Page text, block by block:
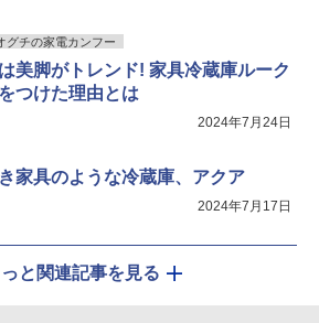
グチの家電カンフー
美脚がトレンド! 家具冷蔵庫ルーク
つけた理由とは
2024年7月24日
家具のような冷蔵庫、アクア
2024年7月17日
っと関連記事を見る